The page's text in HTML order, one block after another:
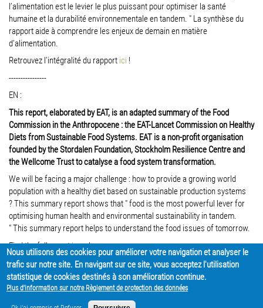
l’alimentation est le levier le plus puissant pour optimiser la santé
humaine et la durabilité environnementale en tandem. " La synthèse du
rapportaide à comprendre les enjeux de demainen matière
d’alimentation.
Retrouvez l’intégralitédu rapport ici !
----------------
EN :
This report, elaborated by EAT, is an adapted summary of the Food
Commission in the Anthropocene : the EAT-Lancet Commission on Healthy
Diets from Sustainable Food Systems. EAT is a non-profit organisation
founded by the Stordalen Foundation, Stockholm Resilience Centre and
the Wellcome Trust to catalyse a food system transformation.
We will be facing a major challenge : how to provide a growing world
population with a healthy diet based on sustainable production systems
?This summary report shows that " food is the most powerful lever for
optimising human health and environmental sustainability in tandem.
"This summary report helps to understand the food issues of tomorrow.
Find the full reporthere!
PARTAGER
Nous utilisons des cookies pour améliorer votre navigation et analyser le
trafic sur notre site. En navigant sur ce site, vous acceptez l'utilisation
statistique de cookies destinés à son amélioration continue.
Plus d'information sur notre Règlement de protection des données